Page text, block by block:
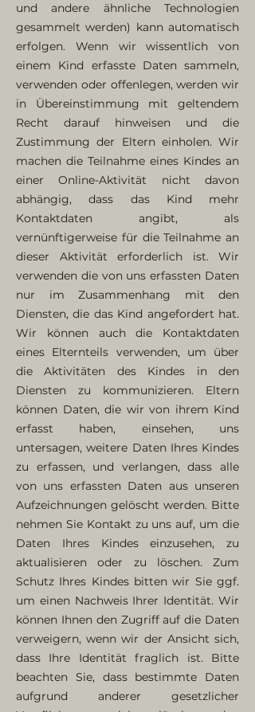
und andere ähnliche Technologien
gesammelt werden) kann automatisch
erfolgen. Wenn wir wissentlich von
einem Kind erfasste Daten sammeln,
verwenden oder offenlegen, werden wir
in Übereinstimmung mit geltendem
Recht darauf hinweisen und die
Zustimmung der Eltern einholen. Wir
machen die Teilnahme eines Kindes an
einer Online-Aktivität nicht davon
abhängig, dass das Kind mehr
Kontaktdaten angibt, als
vernünftigerweise für die Teilnahme an
dieser Aktivität erforderlich ist. Wir
verwenden die von uns erfassten Daten
nur im Zusammenhang mit den
Diensten, die das Kind angefordert hat.
Wir können auch die Kontaktdaten
eines Elternteils verwenden, um über
die Aktivitäten des Kindes in den
Diensten zu kommunizieren. Eltern
können Daten, die wir von ihrem Kind
erfasst haben, einsehen, uns
untersagen, weitere Daten Ihres Kindes
zu erfassen, und verlangen, dass alle
von uns erfassten Daten aus unseren
Aufzeichnungen gelöscht werden. Bitte
nehmen Sie Kontakt zu uns auf, um die
Daten Ihres Kindes einzusehen, zu
aktualisieren oder zu löschen. Zum
Schutz Ihres Kindes bitten wir Sie ggf.
um einen Nachweis Ihrer Identität. Wir
können Ihnen den Zugriff auf die Daten
verweigern, wenn wir der Ansicht sich,
dass Ihre Identität fraglich ist. Bitte
beachten Sie, dass bestimmte Daten
aufgrund anderer gesetzlicher